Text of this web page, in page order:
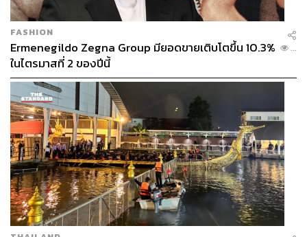
FASHION
Ermenegildo Zegna Group มียอดขายเติบโตขึ้น 10.3%
ในไตรมาสที่ 2 ของปีนี้
...